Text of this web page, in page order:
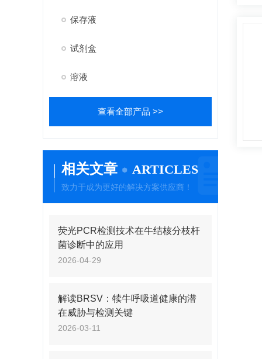
保存液
试剂盒
溶液
查看全部产品 >>
相关文章 ARTICLES
致力于成为更好的解决方案供应商！
荧光PCR检测技术在牛结核分枝杆
菌诊断中的应用
2026-04-29
解读BRSV：犊牛呼吸道健康的潜
在威胁与检测关键
2026-03-11